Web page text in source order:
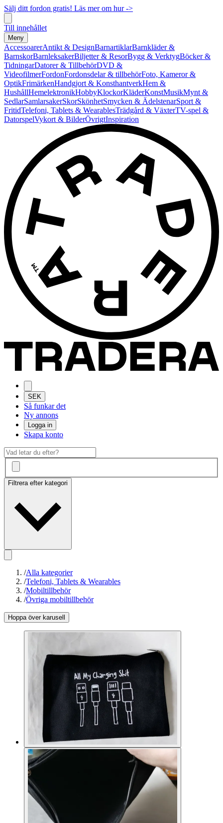
Sälj ditt fordon gratis! Läs mer om hur ->
Till innehållet
Meny
AccessoarerAntikt & DesignBarnartiklarBarnkläder &
BarnskorBarnleksakerBiljetter & ResorBygg & VerktygBöcker &
TidningarDatorer & TillbehörDVD &
VideofilmerFordonFordonsdelar & tillbehörFoto, Kameror &
OptikFrimärkenHandgjort & KonsthantverkHem &
HushållHemelektronikHobbyKlockorKläderKonstMusikMynt &
SedlarSamlarsakerSkorSkönhetSmycken & ÄdelstenarSport &
FritidTelefoni, Tablets & WearablesTrädgård & VäxterTV-spel &
DatorspelVykort & BilderÖvrigtInspiration
SEK
Så funkar det
Ny annons
Logga in
Skapa konto
Filtrera efter kategori
/Alla kategorier
/Telefoni, Tablets & Wearables
/Mobiltillbehör
/Övriga mobiltillbehör
Hoppa över karusell